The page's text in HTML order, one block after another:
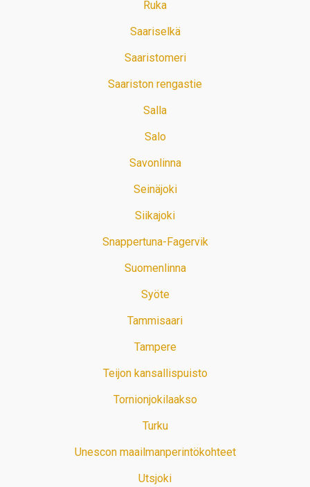
Ruka
Saariselkä
Saaristomeri
Saariston rengastie
Salla
Salo
Savonlinna
Seinäjoki
Siikajoki
Snappertuna-Fagervik
Suomenlinna
Syöte
Tammisaari
Tampere
Teijon kansallispuisto
Tornionjokilaakso
Turku
Unescon maailmanperintökohteet
Utsjoki